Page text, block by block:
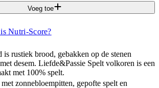
Voeg toe
Nutri-Score?
rustiek brood, gebakken op de stenen
desem. Liefde&Passie Spelt volkoren is een
met 100% spelt.
zonnebloempitten, gepofte spelt en